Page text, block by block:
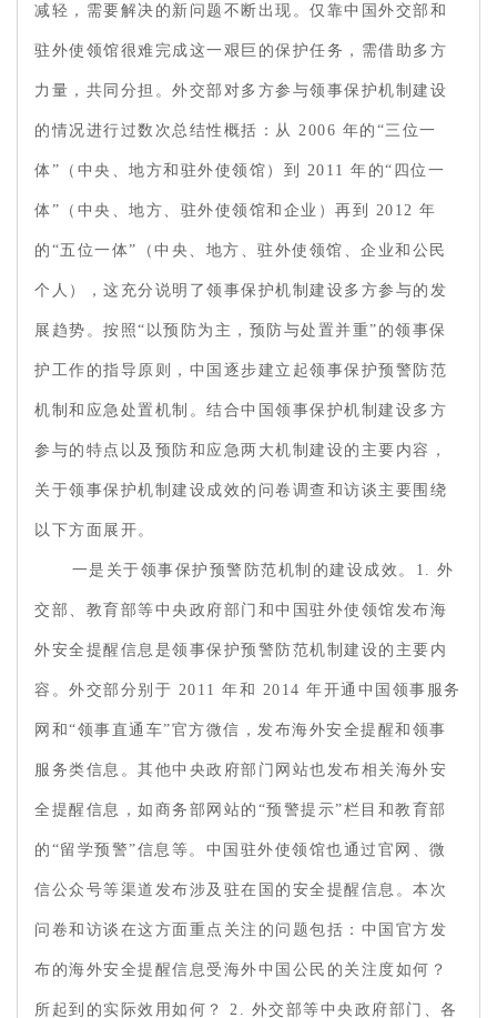
减轻，需要解决的新问题不断出现。仅靠中国外交部和
驻外使领馆很难完成这一艰巨的保护任务，需借助多方
力量，共同分担。外交部对多方参与领事保护机制建设
的情况进行过数次总结性概括：从 2006 年的“三位一
体”（中央、地方和驻外使领馆）到 2011 年的“四位一
体”（中央、地方、驻外使领馆和企业）再到 2012 年
的“五位一体”（中央、地方、驻外使领馆、企业和公民
个人），这充分说明了领事保护机制建设多方参与的发
展趋势。按照“以预防为主，预防与处置并重”的领事保
护工作的指导原则，中国逐步建立起领事保护预警防范
机制和应急处置机制。结合中国领事保护机制建设多方
参与的特点以及预防和应急两大机制建设的主要内容，
关于领事保护机制建设成效的问卷调查和访谈主要围绕
以下方面展开。
一是关于领事保护预警防范机制的建设成效。1. 外
交部、教育部等中央政府部门和中国驻外使领馆发布海
外安全提醒信息是领事保护预警防范机制建设的主要内
容。外交部分别于 2011 年和 2014 年开通中国领事服务
网和“领事直通车”官方微信，发布海外安全提醒和领事
服务类信息。其他中央政府部门网站也发布相关海外安
全提醒信息，如商务部网站的“预警提示”栏目和教育部
的“留学预警”信息等。中国驻外使领馆也通过官网、微
信公众号等渠道发布涉及驻在国的安全提醒信息。本次
问卷和访谈在这方面重点关注的问题包括：中国官方发
布的海外安全提醒信息受海外中国公民的关注度如何？
所起到的实际效用如何？ 2. 外交部等中央政府部门、各